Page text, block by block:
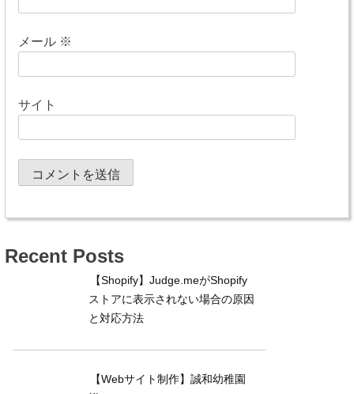
メール ※
サイト
Recent Posts
【Shopify】Judge.meがShopify
ストアに表示されない場合の原因
と対応方法
【Webサイト制作】誠和幼稚園